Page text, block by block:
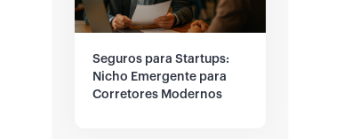
Seguros para Startups:
Nicho Emergente para
Corretores Modernos